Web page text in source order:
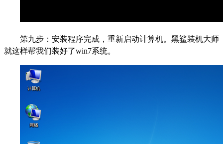
第九步：安装程序完成，重新启动计算机。黑鲨装机大师
就这样帮我们装好了win7系统。